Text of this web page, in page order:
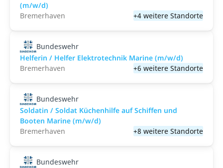
(m/w/d)
Bremerhaven
+4 weitere Standorte
Bundeswehr
Helferin / Helfer Elektrotechnik Marine (m/w/d)
Bremerhaven
+6 weitere Standorte
Bundeswehr
Soldatin / Soldat Küchenhilfe auf Schiffen und
Booten Marine (m/w/d)
Bremerhaven
+8 weitere Standorte
Bundeswehr